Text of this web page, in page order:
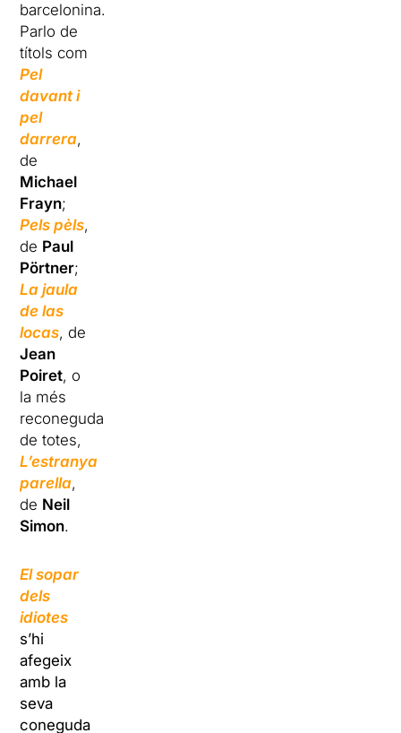
barcelonina.
Parlo de
títols com
Pel
davant i
pel
darrera,
de
Michael
Frayn;
Pels pèls,
de Paul
Pörtner;
La jaula
de las
locas, de
Jean
Poiret, o
la més
reconeguda
de totes,
L’estranya
parella,
de Neil
Simon.
El sopar
dels
idiotes
s’hi
afegeix
amb la
seva
coneguda